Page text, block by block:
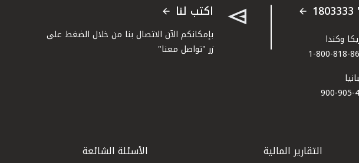
وكندا
1-800-818-
900-905-
اكتب لنا
بإمكانكم الآن الاتصال بنا من خلال الضغط على
زر "تواصل معنا"
التقارير المالية
الأسئلة الشائعة